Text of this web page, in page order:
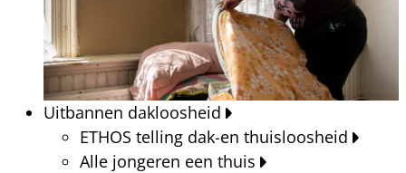
Uitbannen dakloosheid
ETHOS telling dak-en thuisloosheid
Alle jongeren een thuis